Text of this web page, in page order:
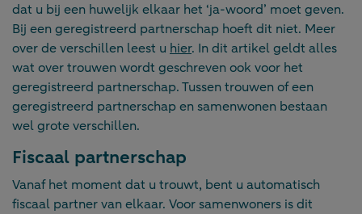
dat u bij een huwelijk elkaar het ‘ja-woord’ moet geven.
Bij een geregistreerd partnerschap hoeft dit niet. Meer
over de verschillen leest u hier. In dit artikel geldt alles
wat over trouwen wordt geschreven ook voor het
geregistreerd partnerschap. Tussen trouwen of een
geregistreerd partnerschap en samenwonen bestaan
wel grote verschillen.
Fiscaal partnerschap
Vanaf het moment dat u trouwt, bent u automatisch
fiscaal partner van elkaar. Voor samenwoners is dit